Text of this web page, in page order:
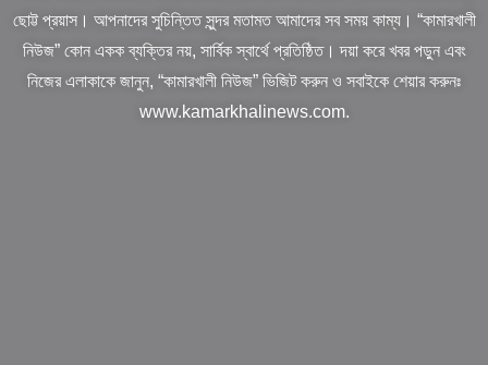
ছোট্ট প্রয়াস। আপনাদের সুচিন্তিত সুন্দর মতামত আমাদের সব সময় কাম্য। “কামারখালী
নিউজ” কোন একক ব্যক্তির নয়, সার্বিক স্বার্থে প্রতিষ্ঠিত। দয়া করে খবর পড়ুন এবং
নিজের এলাকাকে জানুন, “কামারখালী নিউজ” ভিজিট করুন ও সবাইকে শেয়ার করুনঃ
www.kamarkhalinews.com.